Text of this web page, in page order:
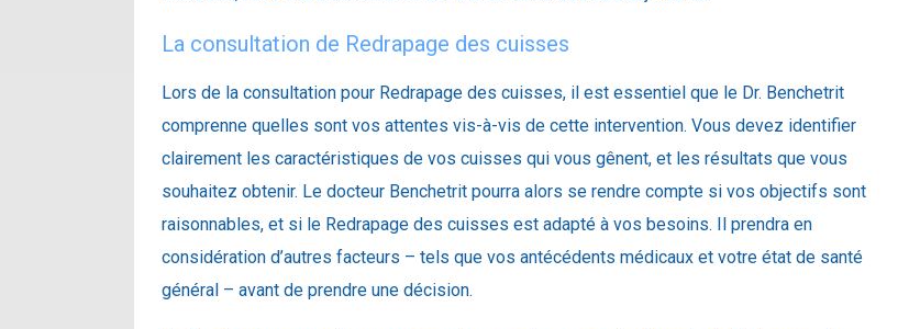
La consultation de Redrapage des cuisses
Lors de la consultation pour Redrapage des cuisses, il est essentiel que le Dr. Benchetrit
comprenne quelles sont vos attentes vis-à-vis de cette intervention. Vous devez identifier
clairement les caractéristiques de vos cuisses qui vous gênent, et les résultats que vous
souhaitez obtenir. Le docteur Benchetrit pourra alors se rendre compte si vos objectifs sont
raisonnables, et si le Redrapage des cuisses est adapté à vos besoins. Il prendra en
considération d’autres facteurs – tels que vos antécédents médicaux et votre état de santé
général – avant de prendre une décision.